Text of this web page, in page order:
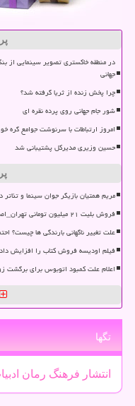
در منطقه خاکستری تصویر سینمایی از
جهانی
چرا پخش زنده از ثریا گرفته شد؟
شور جام جهانی روی پرده نقره ای
امروز ارتباطات با سرنوشت جوامع گره
حسین وزیری مدیرکل پشتیبانی شد
مریم همتیان بازیگر جوان سینما و
فروش بلیت ۲۱ میلیون تومانی تهران_اصفهان رد شد
علت تغییر ناگهانی بارندگی ها چیست؟
فیلم اودیسه فروش کتاب را افزایش داد
اعلام علت کمبود اتوبوس برای برگشت
تگها
انتشار فرهنگ رمان